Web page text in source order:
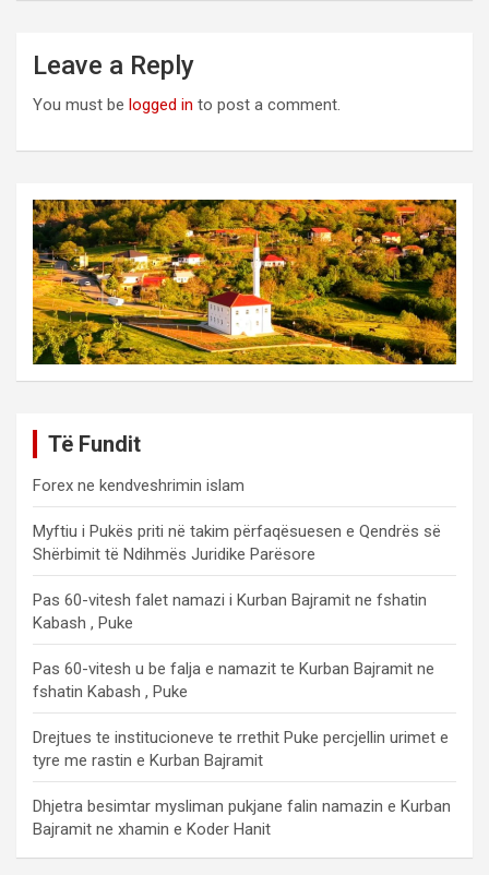
Leave a Reply
You must be logged in to post a comment.
Të Fundit
Forex ne kendveshrimin islam
Myftiu i Pukës priti në takim përfaqësuesen e Qendrës së
Shërbimit të Ndihmës Juridike Parësore
Pas 60-vitesh falet namazi i Kurban Bajramit ne fshatin
Kabash , Puke
Pas 60-vitesh u be falja e namazit te Kurban Bajramit ne
fshatin Kabash , Puke
Drejtues te institucioneve te rrethit Puke percjellin urimet e
tyre me rastin e Kurban Bajramit
Dhjetra besimtar mysliman pukjane falin namazin e Kurban
Bajramit ne xhamin e Koder Hanit